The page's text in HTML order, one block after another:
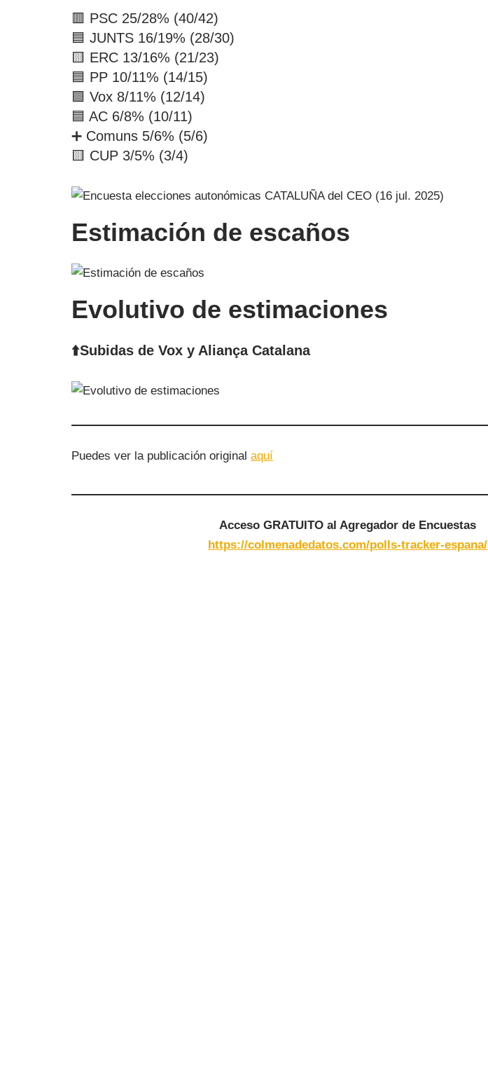
🟥 PSC 25/28% (40/42)
🟦 JUNTS 16/19% (28/30)
🟨 ERC 13/16% (21/23)
🟦 PP 10/11% (14/15)
🟩 Vox 8/11% (12/14)
🟦 AC 6/8% (10/11)
➕ Comuns 5/6% (5/6)
🟨 CUP 3/5% (3/4)
Estimación de escaños
Evolutivo de estimaciones
⬆️Subidas de Vox y Aliança Catalana
Puedes ver la publicación original aquí
Acceso GRATUITO al Agregador de Encuestas
https://colmenadedatos.com/polls-tracker-espana/